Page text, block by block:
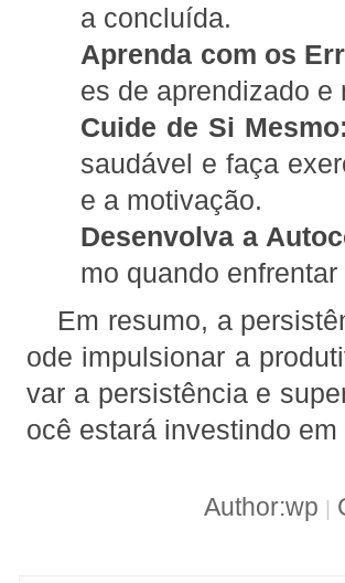
a concluída.
Aprenda com os
es de aprendizado
Cuide de Si Mesmo:
saudável e faça
e a motivação.
Desenvolva a
mo quando
Em resumo, a
ode impulsionar a
var a persistência e
ocê estará investindo
Author:wp